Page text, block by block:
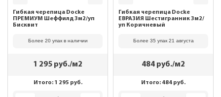
Гибкая черепица Docke
ПРЕМИУМ Шеффилд 3м2/уп
Бисквит
Более 20 упак в наличии
1 295 руб./м2
Итого: 1 295 руб.
Гибкая черепица Docke
ЕВРАЗИЯ Шестигранник 3м2/
уп Коричневый
Более 35 упак 21 августа
484 руб./м2
Итого: 484 руб.